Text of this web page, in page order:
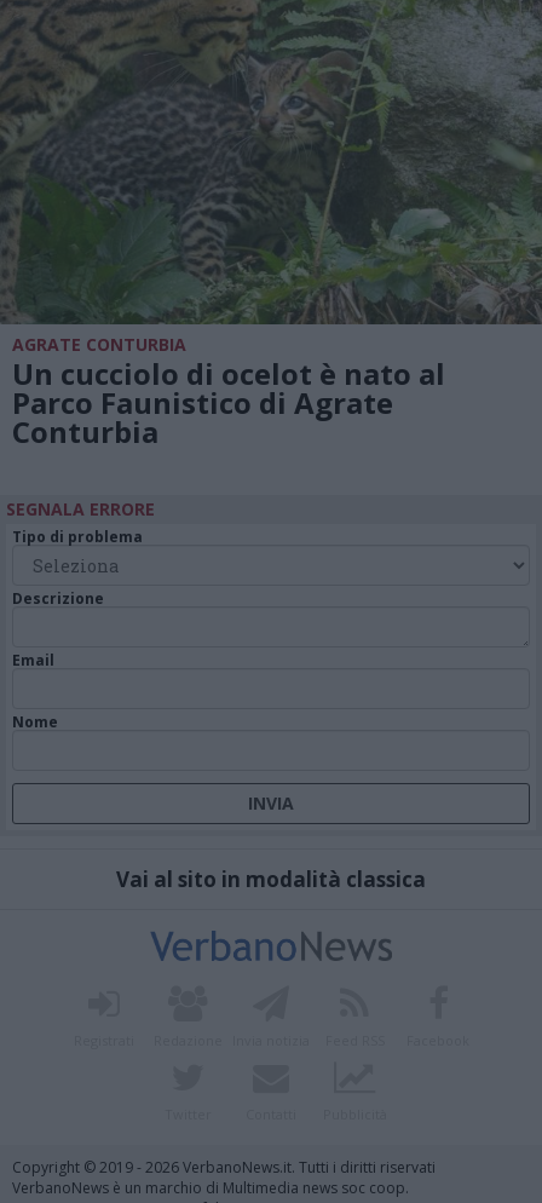
AGRATE CONTURBIA
Un cucciolo di ocelot è nato al
Parco Faunistico di Agrate
Conturbia
SEGNALA ERRORE
Tipo di problema
Descrizione
Email
Nome
Vai al sito in modalità classica
Copyright © 2019 - 2026 VerbanoNews.it. Tutti i diritti riservati
VerbanoNews è un marchio di Multimedia news soc coop.